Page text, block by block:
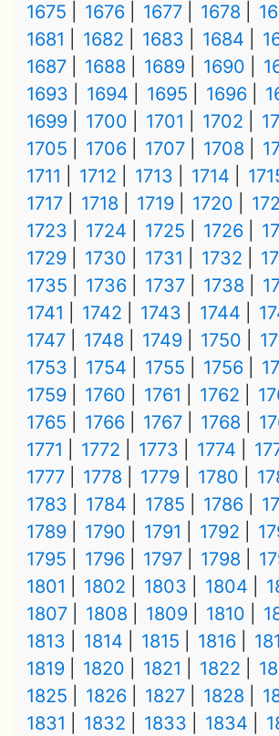
1675
1676 1677 1678
1681
1682 1683 1684
1687
1688 1689 1690
1693
1694 1695 1696
1699
1700 1701 1702
1705
1706 1707 1708
1711
1712 1713 1714
1717
1718 1719 1720
1723
1724 1725 1726
1729
1730 1731 1732
1735
1736 1737 1738
1741
1742 1743 1744
1747
1748 1749 1750
1753
1754 1755 1756
1759
1760 1761 1762
1765
1766 1767 1768
1771
1772 1773 1774
1777
1778 1779 1780
1783
1784 1785 1786
1789
1790 1791 1792
1795
1796 1797 1798
1801
1802 1803 1804
1807
1808 1809 1810
1813
1814 1815 1816
1819
1820 1821 1822
1825
1826 1827 1828
1831
1832 1833 1834